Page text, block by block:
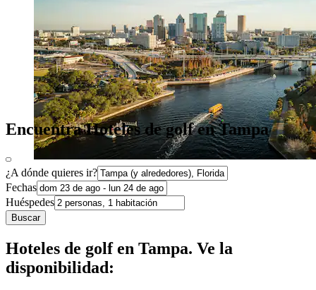
Encuentra Hoteles de golf en Tampa
¿A dónde quieres ir?
Fechas
Huéspedes
Buscar
Hoteles de golf en Tampa. Ve la
disponibilidad: